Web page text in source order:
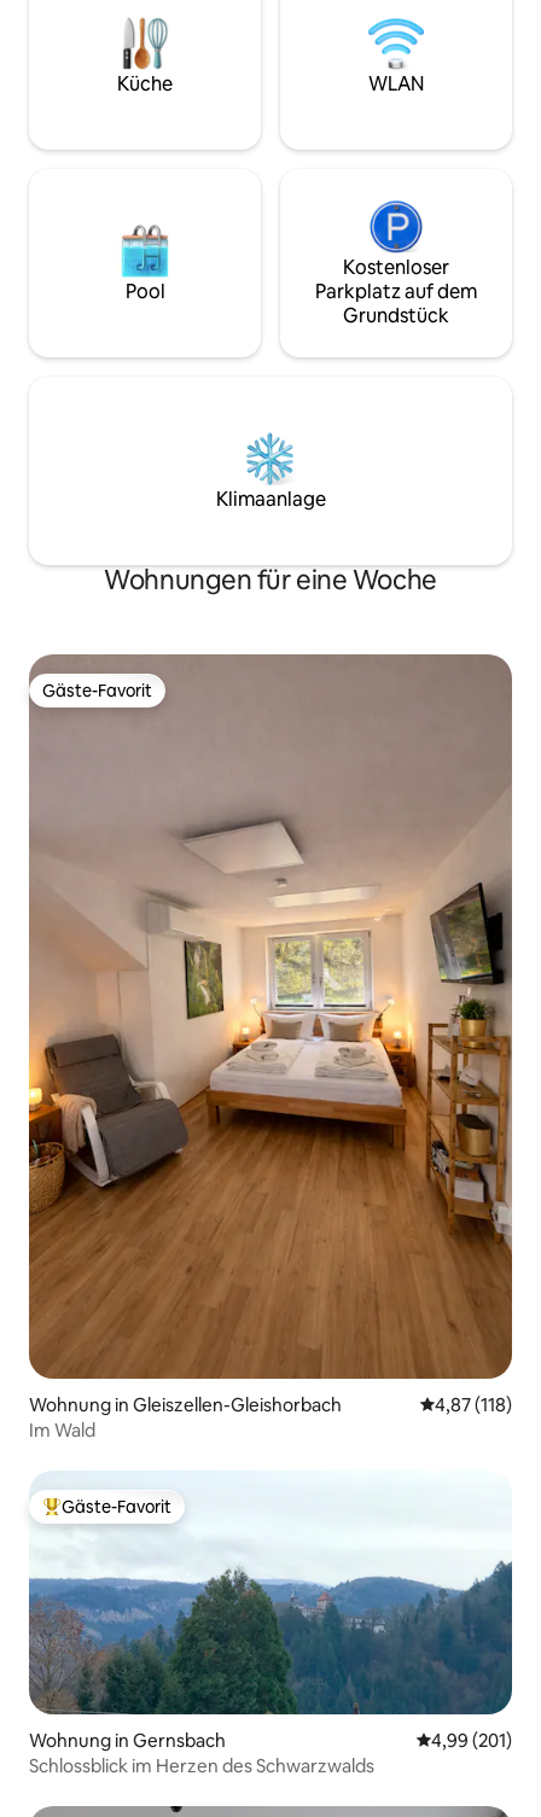
für unvergessliche Momente! 58 m², voll
ausgestattet, romantisches
Schlafzimmer mit Kingsize-Bett,
Badezimmer, WC, Einbauküche, Sofa
wunderschönes
oder als
nutzen wollen.
Küche WLAN
Pool
Kostenloser
Parkplatz auf dem
Grundstück
Klimaanlage
Wohnungen für eine Woche
Gäste-Favorit
Gäste-Favorit
Wohnung in Gleiszellen-Gleishorbach
4,87 (118)
Im Wald
Beliebter Gäste-Favorit.
Gäste-Favorit
Wohnung in Gernsbach
4,99 (201)
Schlossblick im Herzen des Schwarzwalds